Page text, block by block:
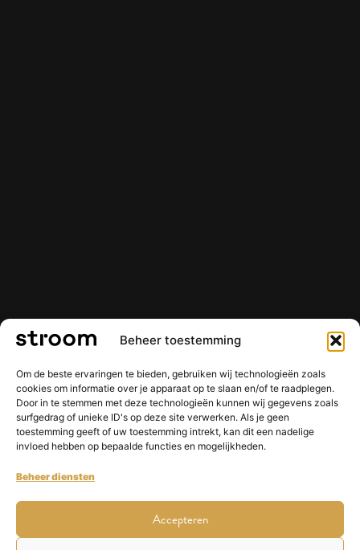
Beheer toestemming
Om de beste ervaringen te bieden, gebruiken wij technologieën zoals
cookies om informatie over je apparaat op te slaan en/of te raadplegen.
Door in te stemmen met deze technologieën kunnen wij gegevens zoals
surfgedrag of unieke ID's op deze site verwerken. Als je geen
toestemming geeft of uw toestemming intrekt, kan dit een nadelige
invloed hebben op bepaalde functies en mogelijkheden.
Beheer diensten
Accepteren